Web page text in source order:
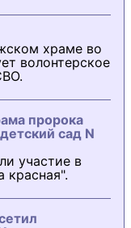
храме во
волонтерское
пророка
сад N
участие в
красная".